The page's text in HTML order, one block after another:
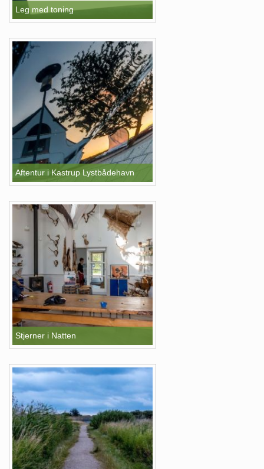
Leg med toning
Aftentur i Kastrup Lystbådehavn
Stjerner i Natten